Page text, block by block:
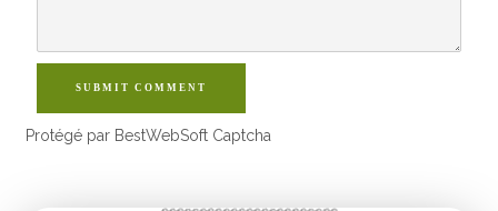
SUBMIT COMMENT
Protégé par BestWebSoft Captcha